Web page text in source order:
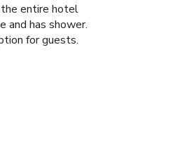
the entire hotel
and has shower.
for guests.